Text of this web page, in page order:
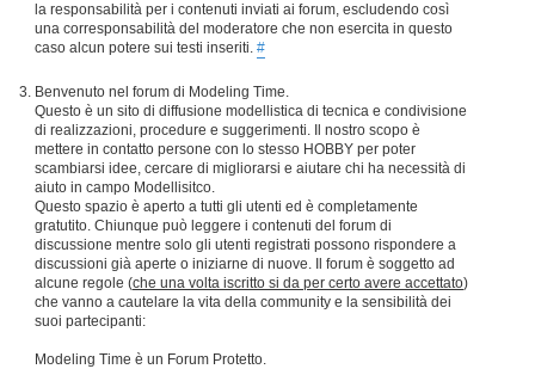
la responsabilità per i contenuti inviati ai forum, escludendo così
una corresponsabilità del moderatore che non esercita in questo
caso alcun potere sui testi inseriti. #
Benvenuto nel forum di Modeling Time.
Questo è un sito di diffusione modellistica di tecnica e condivisione
di realizzazioni, procedure e suggerimenti. Il nostro scopo è
mettere in contatto persone con lo stesso HOBBY per poter
scambiarsi idee, cercare di migliorarsi e aiutare chi ha necessità di
aiuto in campo Modellisitco.
Questo spazio è aperto a tutti gli utenti ed è completamente
gratutito. Chiunque può leggere i contenuti del forum di
discussione mentre solo gli utenti registrati possono rispondere a
discussioni già aperte o iniziarne di nuove. Il forum è soggetto ad
alcune regole (che una volta iscritto si da per certo avere accettato)
che vanno a cautelare la vita della community e la sensibilità dei
suoi partecipanti:
Modeling Time è un Forum Protetto.